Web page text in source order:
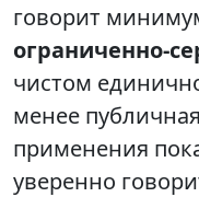
говорит
чистом
менее
применения
уверенно